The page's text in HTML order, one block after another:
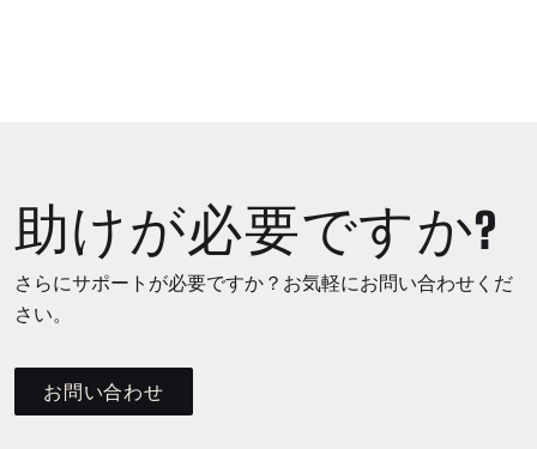
助けが必要ですか?
さらにサポートが必要ですか？お気軽にお問い合わせくだ
さい。
お問い合わせ